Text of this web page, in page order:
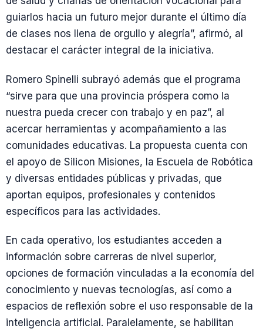
guiarlos hacia un futuro mejor durante el último día
de clases nos llena de orgullo y alegría”, afirmó, al
destacar el carácter integral de la iniciativa.
Romero Spinelli subrayó además que el programa
“sirve para que una provincia próspera como la
nuestra pueda crecer con trabajo y en paz”, al
acercar herramientas y acompañamiento a las
comunidades educativas. La propuesta cuenta con
el apoyo de Silicon Misiones, la Escuela de Robótica
y diversas entidades públicas y privadas, que
aportan equipos, profesionales y contenidos
específicos para las actividades.
En cada operativo, los estudiantes acceden a
información sobre carreras de nivel superior,
opciones de formación vinculadas a la economía del
conocimiento y nuevas tecnologías, así como a
espacios de reflexión sobre el uso responsable de la
inteligencia artificial. Paralelamente, se habilitan